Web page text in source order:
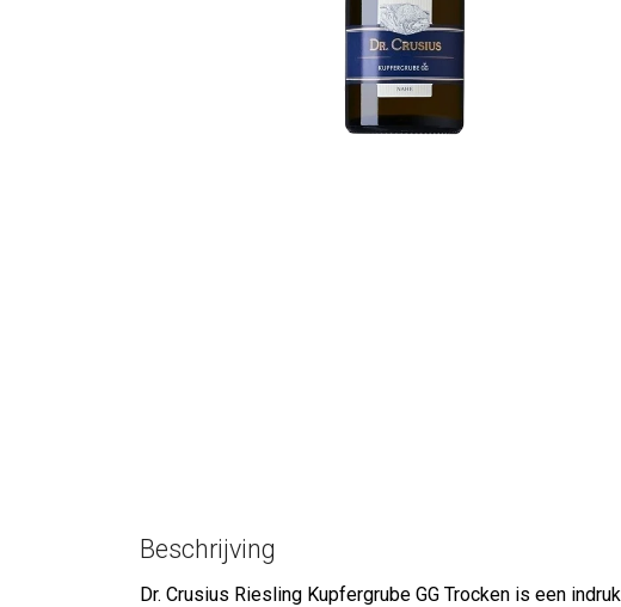
Beschrijving
Dr. Crusius Riesling Kupfergrube GG Trocken is een